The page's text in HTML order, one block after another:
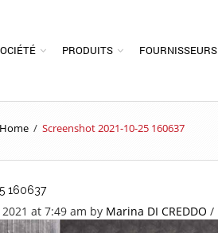
PRODUITS FOURNISSEURS
Home / Screenshot 2021-10-25 160637
160637
at 7:49 am by Marina DI CREDDO /